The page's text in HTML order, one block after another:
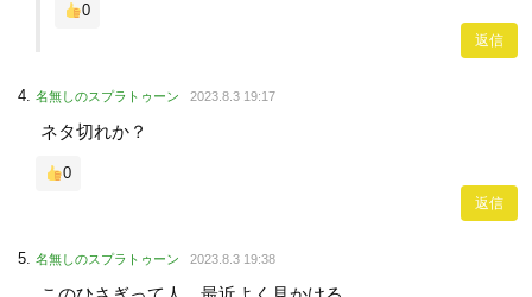
0
返信
名無しのスプラトゥーン 2023.8.3 19:17
ネタ切れか？
0
返信
名無しのスプラトゥーン 2023.8.3 19:38